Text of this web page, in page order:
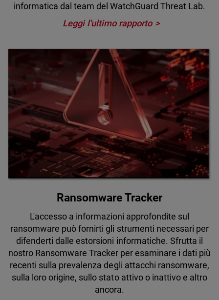
informatica dal team del WatchGuard Threat Lab.
Leggi l'ultimo rapporto
Ransomware Tracker
L'accesso a informazioni approfondite sul
ransomware può fornirti gli strumenti necessari per
difenderti dalle estorsioni informatiche. Sfrutta il
nostro Ransomware Tracker per esaminare i dati più
recenti sulla prevalenza degli attacchi ransomware,
sulla loro origine, sullo stato attivo o inattivo e altro
ancora.